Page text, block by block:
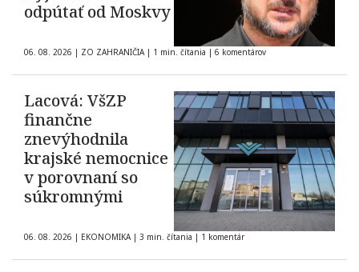
odpútať od Moskvy
06. 08. 2026 | ZO ZAHRANIČIA | 1 min. čítania | 6 komentárov
Lacová: VšZP
finančne
znevýhodnila
krajské nemocnice
v porovnaní so
súkromnými
06. 08. 2026 | EKONOMIKA | 3 min. čítania | 1 komentár